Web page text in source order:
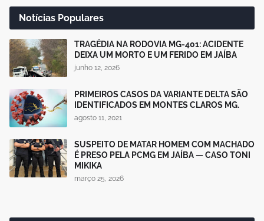
Notícias Populares
TRAGÉDIA NA RODOVIA MG-401: ACIDENTE
DEIXA UM MORTO E UM FERIDO EM JAÍBA
junho 12, 2026
PRIMEIROS CASOS DA VARIANTE DELTA SÃO
IDENTIFICADOS EM MONTES CLAROS MG.
agosto 11, 2021
SUSPEITO DE MATAR HOMEM COM MACHADO
É PRESO PELA PCMG EM JAÍBA — CASO TONI
MIKIKA
março 25, 2026